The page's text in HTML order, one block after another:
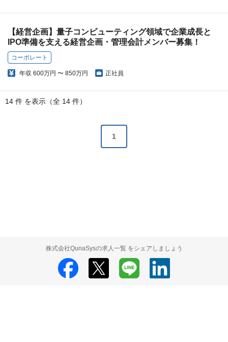
【経営企画】量子コンピューティング領域で企業成長と
IPO準備を支える経営企画・管理会計メンバー募集！
コーポレート
年収 600万円 〜 850万円 正社員
14 件 を表示（全 14 件）
1
株式会社QunaSysの求人一覧 をシェアしましょう